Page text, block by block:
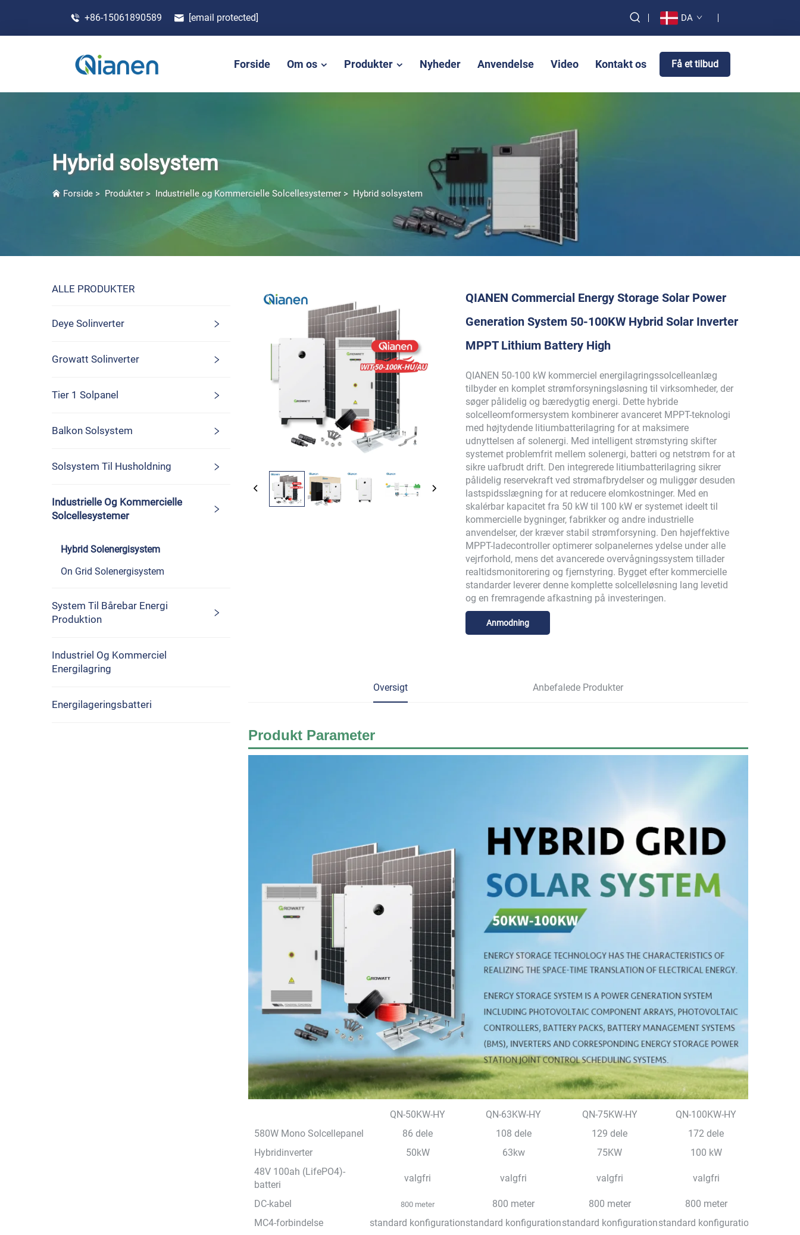
+86-15061890589 [email protected] DA
Forside Om os Produkter Nyheder Anvendelse Video Kontakt os Få et tilbud
Hybrid solsystem
Forside > Produkter > Industrielle og Kommercielle Solcellesystemer > Hybrid solsystem
ALLE PRODUKTER
Deye Solinverter
Growatt Solinverter
Tier 1 Solpanel
Balkon Solsystem
Solsystem Til Husholdning
Industrielle Og Kommercielle
Solcellesystemer
Hybrid Solenergisystem
On Grid Solenergisystem
System Til Bårebar Energi
Produktion
Industriel Og Kommerciel
Energilagring
Energilageringsbatteri
QIANEN Commercial Energy Storage Solar Power
Generation System 50-100KW Hybrid Solar Inverter
MPPT Lithium Battery High
QIANEN 50-100 kW kommerciel energilagringssolcelleanlæg
tilbyder en komplet strømforsyningsløsning til virksomheder, der
søger pålidelig og bæredygtig energi. Dette hybride
solcelleomformersystem kombinerer avanceret MPPT-teknologi
med højtydende litiumbatterilagring for at maksimere
udnyttelsen af solenergi. Med intelligent strømstyring skifter
systemet problemfrit mellem solenergi, batteri og netstrøm for at
sikre uafbrudt drift. Den integrerede litiumbatterilagring sikrer
pålidelig reservekraft ved strømafbrydelser og muliggør desuden
lastspidsslægning for at reducere elomkostninger. Med en
skalérbar kapacitet fra 50 kW til 100 kW er systemet ideelt til
kommercielle bygninger, fabrikker og andre industrielle
anvendelser, der kræver stabil strømforsyning. Den højeffektive
MPPT-ladecontroller optimerer solpanelernes ydelse under alle
vejrforhold, mens det avancerede overvågningssystem tillader
realtidsmonitorering og fjernstyring. Bygget efter kommercielle
standarder leverer denne komplette solcelleløsning lang levetid
og en fremragende afkastning på investeringen.
Anmodning
Oversigt Anbefalede Produkter
Produkt Parameter
QN-50KW-HY QN-63KW-HY QN-75KW-HY
QN-100KW-HY
580W Mono Solcellepanel
86 dele 108 dele 129 dele
172 dele
Hybridinverter
50kW 63kw 75KW
100 kW
48V 100ah (LifePO4)-
batteri
valgfri valgfri valgfri valgfri
DC-kabel 800 meter 800 meter 800 meter
800 meter
MC4-forbindelse
standard konfigurationstandard konfigurationstandard konfigurationstandard konfiguration